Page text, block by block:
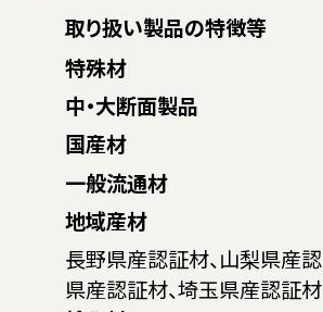
取り扱い製品の特徴等
特殊材
中・大断面製品
国産材
一般流通材
地域産材
長野県産認証材、山梨県産
県産認証材、埼玉県産認証材